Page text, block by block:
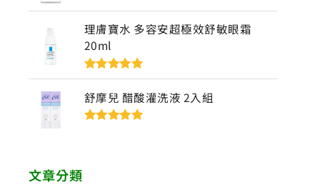
5
理膚寶水 多容安超極效舒敏眼霜
20ml
評分5滿分
舒摩兒 醋酸灌洗液 2入組
文章分類